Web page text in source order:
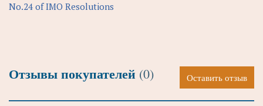
No.24 of IMO Resolutions
Отзывы покупателей (0) Оставить отзыв